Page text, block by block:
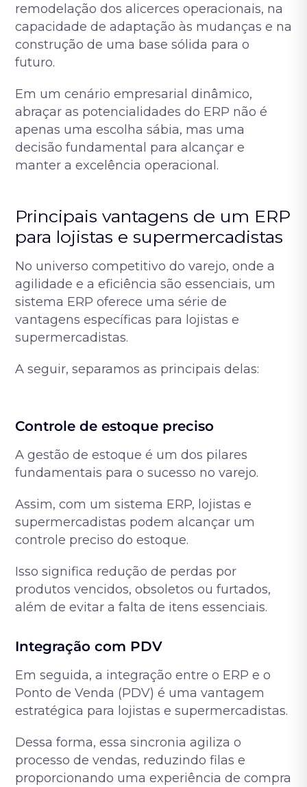
remodelação dos alicerces operacionais, na
capacidade de adaptação às mudanças e na
construção de uma base sólida para o
futuro.
Em um cenário empresarial dinâmico,
abraçar as potencialidades do ERP não é
apenas uma escolha sábia, mas uma
decisão fundamental para alcançar e
manter a excelência operacional.
Principais vantagens de um ERP
para lojistas e supermercadistas
No universo competitivo do varejo, onde a
agilidade e a eficiência são essenciais, um
sistema ERP oferece uma série de
vantagens específicas para lojistas e
supermercadistas.
A seguir, separamos as principais delas:
Controle de estoque preciso
A gestão de estoque é um dos pilares
fundamentais para o sucesso no varejo.
Assim, com um sistema ERP, lojistas e
supermercadistas podem alcançar um
controle preciso do estoque.
Isso significa redução de perdas por
produtos vencidos, obsoletos ou furtados,
além de evitar a falta de itens essenciais.
Integração com PDV
Em seguida, a integração entre o ERP e o
Ponto de Venda (PDV) é uma vantagem
estratégica para lojistas e supermercadistas.
Dessa forma, essa sincronia agiliza o
processo de vendas, reduzindo filas e
proporcionando uma experiência de compra